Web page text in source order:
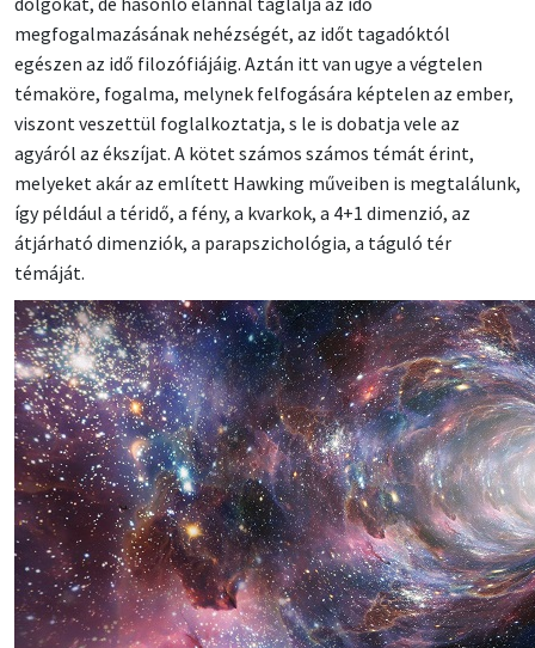
megfogalmazásának nehézségét, az időt tagadóktól
egészen az idő filozófiájáig. Aztán itt van ugye a végtelen
témaköre, fogalma, melynek felfogására képtelen az ember,
viszont veszettül foglalkoztatja, s le is dobatja vele az
agyáról az ékszíjat. A kötet számos számos témát érint,
melyeket akár az említett Hawking műveiben is megtalálunk,
így például a téridő, a fény, a kvarkok, a 4+1 dimenzió, az
átjárható dimenziók, a parapszichológia, a táguló tér
témáját.